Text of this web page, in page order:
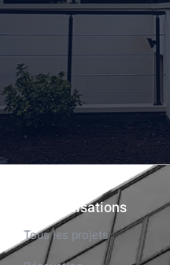
Nos réalisations
Tous les projets